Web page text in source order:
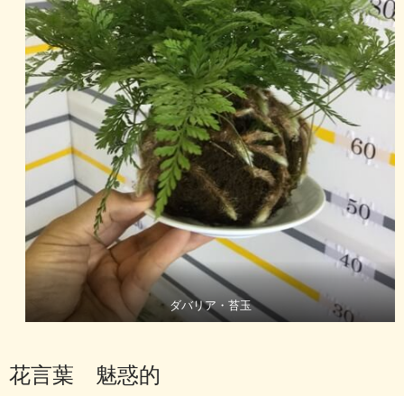
ダバリア・苔玉
花言葉 魅惑的